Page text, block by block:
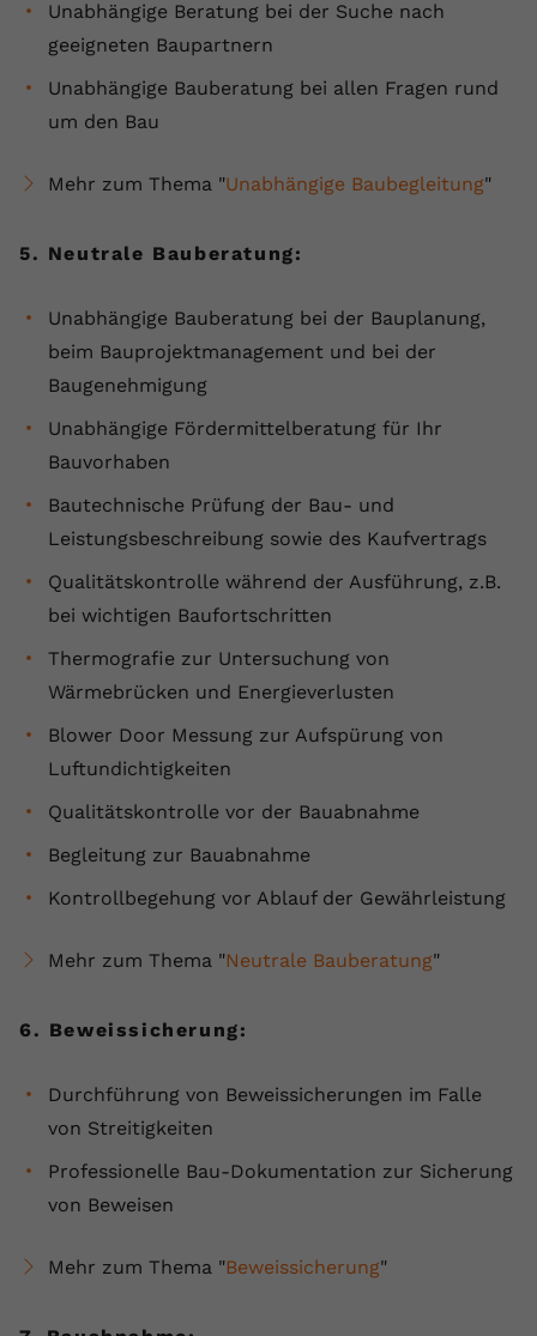
Unabhängige Beratung bei der Suche nach
geeigneten Baupartnern
Unabhängige Bauberatung bei allen Fragen rund
um den Bau
Mehr zum Thema "Unabhängige Baubegleitung"
5. Neutrale Bauberatung:
Unabhängige Bauberatung bei der Bauplanung,
beim Bauprojektmanagement und bei der
Baugenehmigung
Unabhängige Fördermittelberatung für Ihr
Bauvorhaben
Bautechnische Prüfung der Bau- und
Leistungsbeschreibung sowie des Kaufvertrags
Qualitätskontrolle während der Ausführung, z.B.
bei wichtigen Baufortschritten
Thermografie zur Untersuchung von
Wärmebrücken und Energieverlusten
Blower Door Messung zur Aufspürung von
Luftundichtigkeiten
Qualitätskontrolle vor der Bauabnahme
Begleitung zur Bauabnahme
Kontrollbegehung vor Ablauf der Gewährleistung
Mehr zum Thema "Neutrale Bauberatung"
6. Beweissicherung:
Durchführung von Beweissicherungen im Falle
von Streitigkeiten
Professionelle Bau-Dokumentation zur Sicherung
von Beweisen
Mehr zum Thema "Beweissicherung"